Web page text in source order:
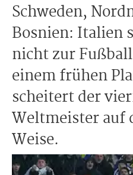
Schweden,
Bosnien: Italien
nicht zur
einem frühen
scheitert der
Weltmeister auf
Weise.